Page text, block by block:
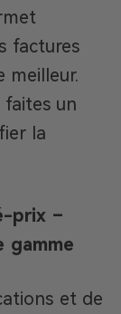
factures
meilleur.
faites un
la
prix –
gamme
et de